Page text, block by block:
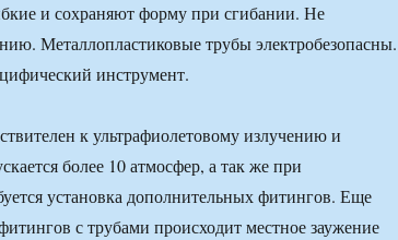
и сохраняют форму при сгибании. Не
Металлопластиковые трубы электробезопасны.
инструмент.
к ультрафиолетовому излучению и
более 10 атмосфер, а так же при
установка дополнительных фитингов. Еще
с трубами происходит местное заужение